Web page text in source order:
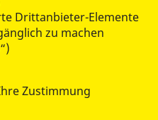
Nordwest e.V.
Drittanbieter-Elemente
zu machen
Zustimmung